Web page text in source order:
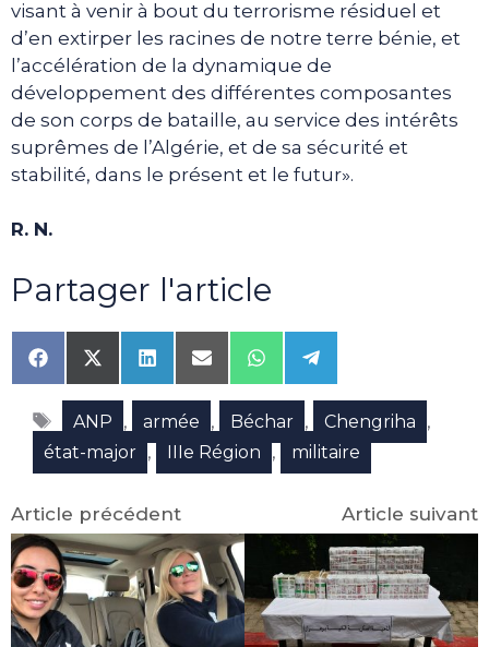
visant à venir à bout du terrorisme résiduel et
d’en extirper les racines de notre terre bénie, et
l’accélération de la dynamique de
développement des différentes composantes
de son corps de bataille, au service des intérêts
suprêmes de l’Algérie, et de sa sécurité et
stabilité, dans le présent et le futur».
R. N.
Partager l'article
Share
on
Facebook
Share
on
X
(Twitter)
Share
on
LinkedIn
Share
on
Email
Share
on
WhatsApp
Share
on
Telegram
Étiquettes
ANP , armée , Béchar , Chengriha ,
état-major , IIIe Région , militaire
Article précédent Article suivant